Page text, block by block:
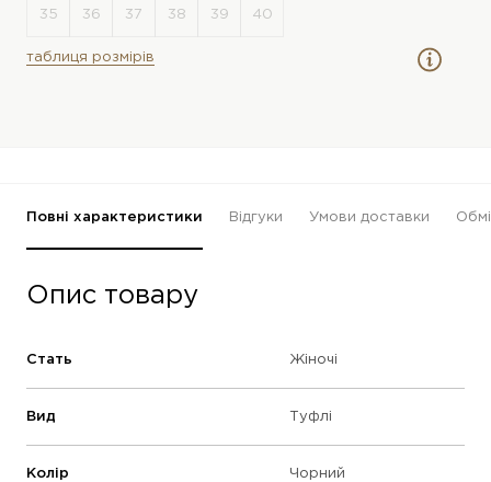
таблиця розмірів
Повні характеристики Відгуки Умови доставки
Опис товару
Стать Жіночі
Вид Туфлі
Колір Чорний